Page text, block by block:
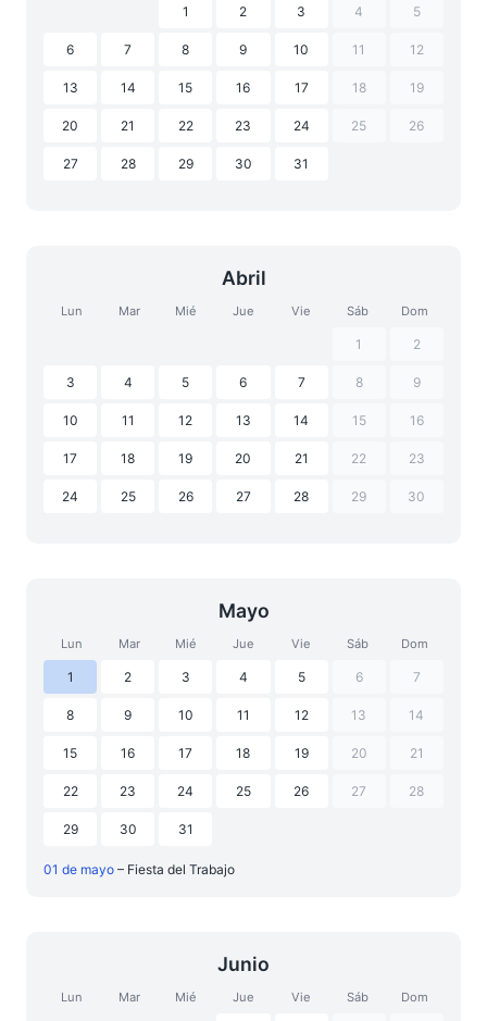
1 2 3 4 5
6 7 8 9 10 11 12
13 14 15 16 17 18 19
20 21 22 23 24 25 26
27 28 29 30 31
Abril
Lun Mar Mié Jue Vie Sáb Dom
1 2
3 4 5 6 7 8 9
10 11 12 13 14 15 16
17 18 19 20 21 22 23
24 25 26 27 28 29 30
Mayo
Lun Mar Mié Jue Vie Sáb Dom
1 2 3 4 5 6 7
8 9 10 11 12 13 14
15 16 17 18 19 20 21
22 23 24 25 26 27 28
29 30 31
01 de mayo – Fiesta del Trabajo
Junio
Lun Mar Mié Jue Vie Sáb Dom